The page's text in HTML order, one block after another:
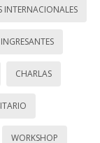
INTERNACIONALES
INGRESANTES
CHARLAS
WORKSHOP